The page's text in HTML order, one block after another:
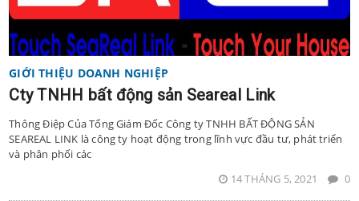
GIỚI THIỆU DOANH NGHIỆP
Cty TNHH bất động sản Seareal Link
Thông Điệp Của Tổng Giám Đốc Công ty TNHH BẤT ĐỘNG SẢN
SEAREAL LINK là công ty hoạt động trong lĩnh vực đầu tư, phát triển
và phân phối các
14 THÁNG 5, 2021
0